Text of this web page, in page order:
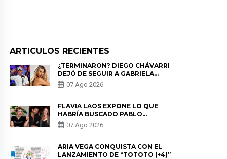
ARTICULOS RECIENTES
¿TERMINARON? DIEGO CHÁVARRI
DEJÓ DE SEGUIR A GABRIELA
HERRERA Y ANUNCIA SU SALIDA
DE PÓDCAST
07 Ago 2026
FLAVIA LAOS EXPONE LO QUE
HABRÍA BUSCADO PABLO
HEREDIA CON ALE FULLER: “UNA
DE LAS PARTES QUERÍA EL
07 Ago 2026
ARIA VEGA CONQUISTA CON EL
LANZAMIENTO DE “TOTOTO (+4)”